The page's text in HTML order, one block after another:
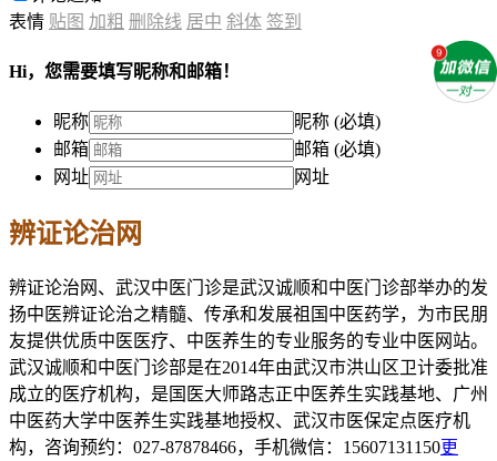
表情 贴图 加粗 删除线 居中 斜体 签到
Hi，您需要填写昵称和邮箱！
昵称
昵称 (必填)
邮箱
邮箱 (必填)
网址
网址
辨证论治网
辨证论治网、武汉中医门诊是武汉诚顺和中医门诊部举办的发
扬中医辨证论治之精髓、传承和发展祖国中医药学，为市民朋
友提供优质中医医疗、中医养生的专业服务的专业中医网站。
武汉诚顺和中医门诊部是在2014年由武汉市洪山区卫计委批准
成立的医疗机构，是国医大师路志正中医养生实践基地、广州
中医药大学中医养生实践基地授权、武汉市医保定点医疗机
构，咨询预约：027-87878466，手机微信：15607131150更